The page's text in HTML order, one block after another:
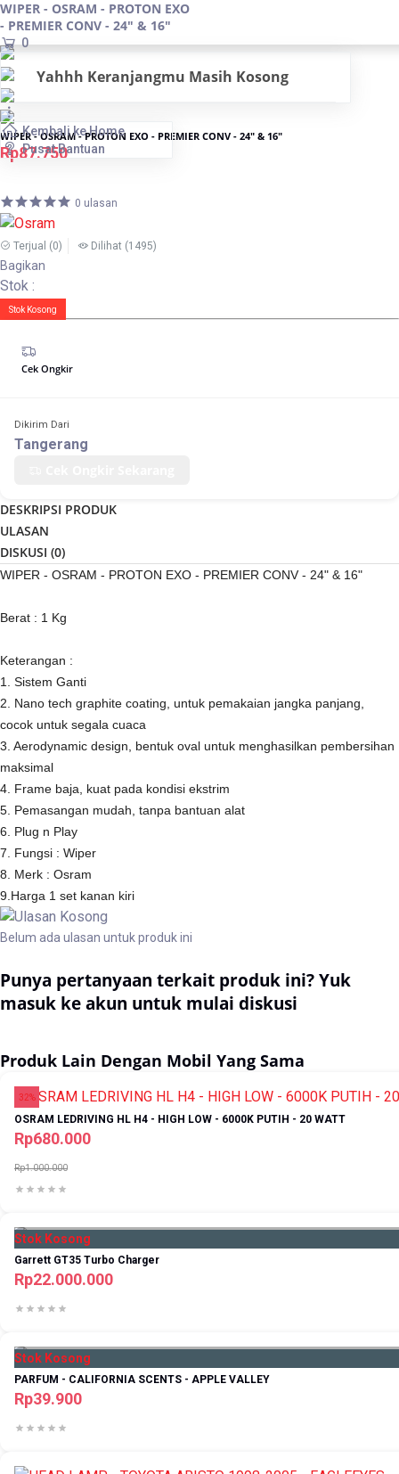
WIPER - OSRAM - PROTON EXO
- PREMIER CONV - 24" & 16"
0
Yahhh Keranjangmu Masih Kosong
Kembali ke Home
Pusat Bantuan
WIPER - OSRAM - PROTON EXO - PREMIER CONV - 24" & 16"
Rp87.750
0 ulasan
Terjual (0) Dilihat (1495)
Bagikan
Stok :
Stok Kosong
Cek Ongkir
Dikirim Dari
Tangerang
DESKRIPSI PRODUK
ULASAN
DISKUSI (0)
WIPER - OSRAM - PROTON EXO - PREMIER CONV - 24" & 16"
Berat : 1 Kg
Keterangan :
1. Sistem Ganti
2. Nano tech graphite coating, untuk pemakaian jangka panjang,
cocok untuk segala cuaca
3. Aerodynamic design, bentuk oval untuk menghasilkan pembersihan
maksimal
4. Frame baja, kuat pada kondisi ekstrim
5. Pemasangan mudah, tanpa bantuan alat
6. Plug n Play
7. Fungsi : Wiper
8. Merk : Osram
9.Harga 1 set kanan kiri
Belum ada ulasan untuk produk ini
Punya pertanyaan terkait produk ini? Yuk
masuk ke akun untuk mulai diskusi
Produk Lain Dengan Mobil Yang Sama
32%
OSRAM LEDRIVING HL H4 - HIGH LOW - 6000K PUTIH - 20 WATT
Rp680.000
Rp1.000.000
Stok Kosong
Garrett GT35 Turbo Charger
Rp22.000.000
Stok Kosong
PARFUM - CALIFORNIA SCENTS - APPLE VALLEY
Rp39.900